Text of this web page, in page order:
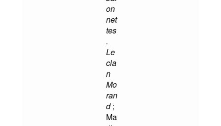
on
net
tes
.
Le
cla
n
Mo
ran
d;
Ma